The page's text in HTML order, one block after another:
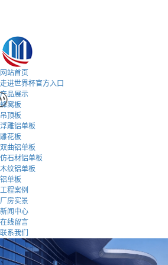
网站首页
走进世界杯官方入口
产品展示
蜂窝板
吊顶板
浮雕铝单板
雕花板
双曲铝单板
仿石材铝单板
木纹铝单板
铝单板
工程案例
厂房实景
新闻中心
在线留言
联系我们